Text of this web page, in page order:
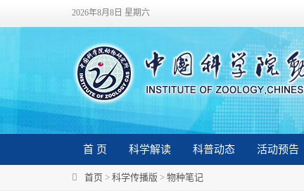
2026年8月8日 星期六
首 页 科学解读 科普动态 活动预告
首页 > 科学传播版 > 物种笔记